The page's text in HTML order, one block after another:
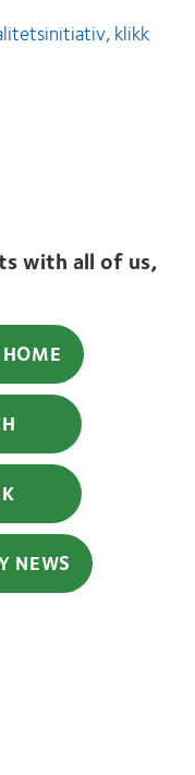
klikk
with all of us,
NEWS